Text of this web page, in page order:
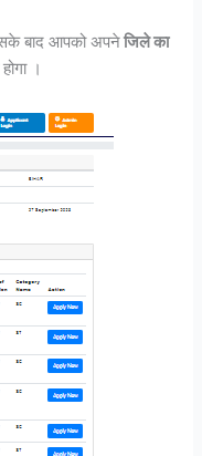
बाद आपको अपनेजिले का
।